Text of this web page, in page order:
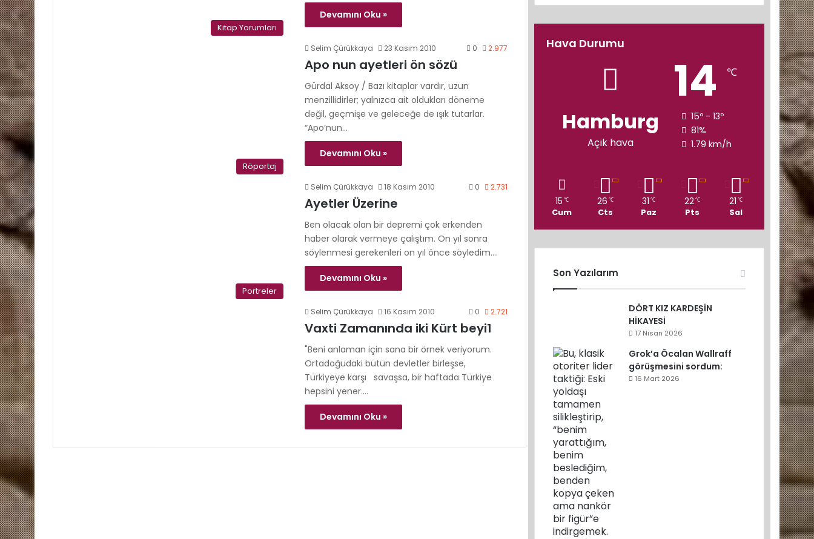
Devamını Oku »
Kitap Yorumları
Selim Çürükkaya 23 Kasım 2010 0 2.977
Apo nun ayetleri ön sözü
Gürdal Aksoy / Bazı kitaplar vardır, uzun
menzillidirler; yalnızca ait oldukları döneme
değil, geçmişe ve geleceğe de ışık tutarlar.
“Apo’nun…
Devamını Oku »
Röportaj
Selim Çürükkaya 18 Kasım 2010 0 2.731
Ayetler Üzerine
Ben olacak olan bir depremi çok erkenden
haber olarak vermeye çalıştım. On yıl sonra
söylenmesi gerekenleri on yıl önce söyledim.…
Devamını Oku »
Portreler
Selim Çürükkaya 16 Kasım 2010 0 2.721
Vaxti Zamanında iki Kürt beyi1
"Beni anlaman için sana bir örnek veriyorum.
Ortadoğudaki bütün devletler birleşse,
Türkiyeye karşı savaşsa, bir haftada Türkiye
hepsini yener.…
Devamını Oku »
Hava Durumu
Hamburg
Açık hava
14 ℃
15º - 13º
81%
1.79 km/h
15 ℃
Cum
26 ℃
Cts
31 ℃
Paz
22℃
Pts
21 ℃
Sal
Son Yazılarım
DÖRT KIZ KARDEŞİN
HİKAYESİ
17 Nisan 2026
Grok’a Öcalan Wallraff
görüşmesini sordum:
16 Mart 2026